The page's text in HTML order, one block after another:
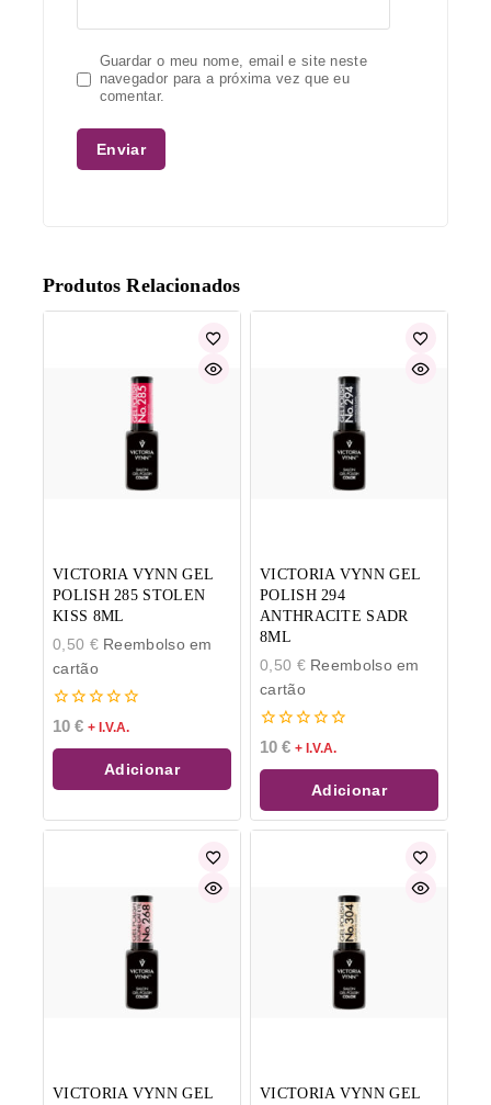
Guardar o meu nome, email e site neste
navegador para a próxima vez que eu
comentar.
Produtos Relacionados
VICTORIA VYNN GEL
POLISH 285 STOLEN
KISS 8ML
0,50 €Reembolso em
cartão
0
de
5
10 € + I.V.A.
Adicionar
VICTORIA VYNN GEL
POLISH 294
ANTHRACITE SADR
8ML
0,50 €Reembolso em
cartão
0
de
5
10 € + I.V.A.
Adicionar
VICTORIA VYNN GEL
VICTORIA VYNN GEL